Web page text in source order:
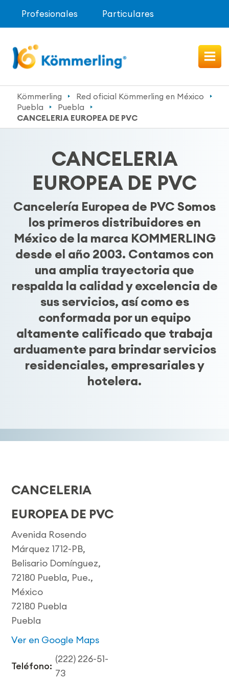
Profesionales Particulares
Kömmerling
Red oficial Kömmerling en México
Puebla
Puebla
CANCELERIA EUROPEA DE PVC
CANCELERIA
EUROPEA DE PVC
Cancelería Europea de PVC Somos
los primeros distribuidores en
México de la marca KOMMERLING
desde el año 2003. Contamos con
una amplia trayectoria que
respalda la calidad y excelencia de
sus servicios, así como es
conformada por un equipo
altamente calificado que trabaja
arduamente para brindar servicios
residenciales, empresariales y
hotelera.
CANCELERIA
EUROPEA DE PVC
Avenida Rosendo
Márquez 1712-PB,
Belisario Domínguez,
72180 Puebla, Pue.,
México
72180 Puebla
Puebla
Ver en Google Maps
Teléfono:
(222) 226-51-
73